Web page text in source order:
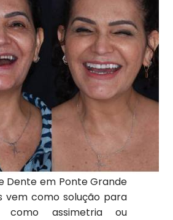
Dente em Ponte Grande
vem como solução para
como assimetria ou